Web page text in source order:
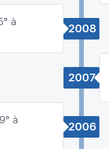
2008
à
2007
2006
à